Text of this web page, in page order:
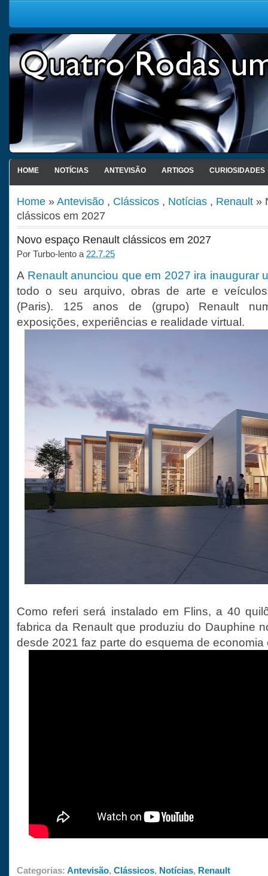
HOME NOTÍCIAS ANTEVISÃO ARTIGOS CURIOSIDADES
Home »Antevisão , Clássicos , Notícias , Renault »
clássicos em 2027
Novo espaço Renault clássicos em 2027
Por Turbo-lento a 22.7.25
A Renault anunciou que em 2027 ira inaugurar
todo o seu arquivo, obras de arte e
(Paris). 125 anos de (grupo) Renault
exposições, experiências e realidade virtual.
Como referi será instalado em Flins, a 40
fabrica da Renault que produziu do Dauphine
desde 2021 faz parte do esquema de economia
Categorias: Antevisão, Clássicos, Notícias, Renault